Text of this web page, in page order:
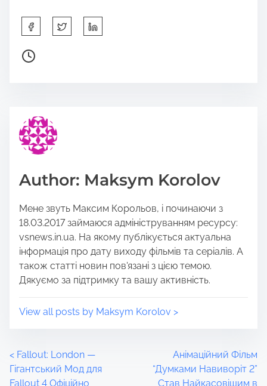
h
a
s
p
s
o
n
:
P
o
e
a
d
i
e
Author: Maksym Korolov
Мене звуть Максим Корольов, і починаючи з
18.03.2017 займаюся адмініструванням ресурсу:
vsnews.in.ua. На якому публікується актуальна
інформація про дату виходу фільмів та серіалів. А
також статті новин пов'язані з цією темою.
Дякуємо за підтримку та вашу активність.
View all posts by Maksym Korolov >
P
< Fallout: London —
Гігантський Мод для
Fallout 4 Офіційно
Анімаційний Фільм
“Думками Навиворіт 2”
Став Найкасовішим в